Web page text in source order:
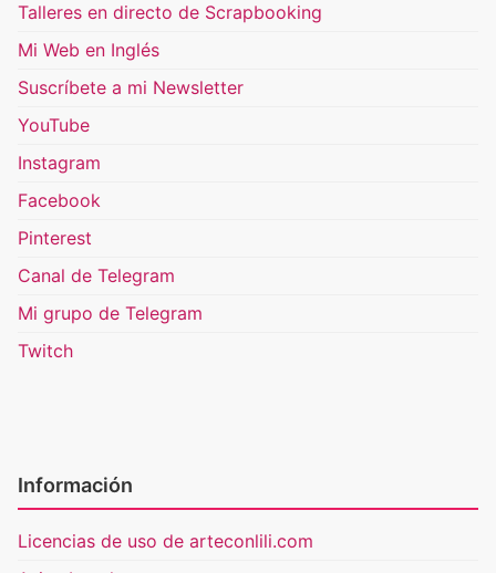
Talleres en directo de Scrapbooking
Mi Web en Inglés
Suscríbete a mi Newsletter
YouTube
Instagram
Facebook
Pinterest
Canal de Telegram
Mi grupo de Telegram
Twitch
Información
Licencias de uso de arteconlili.com